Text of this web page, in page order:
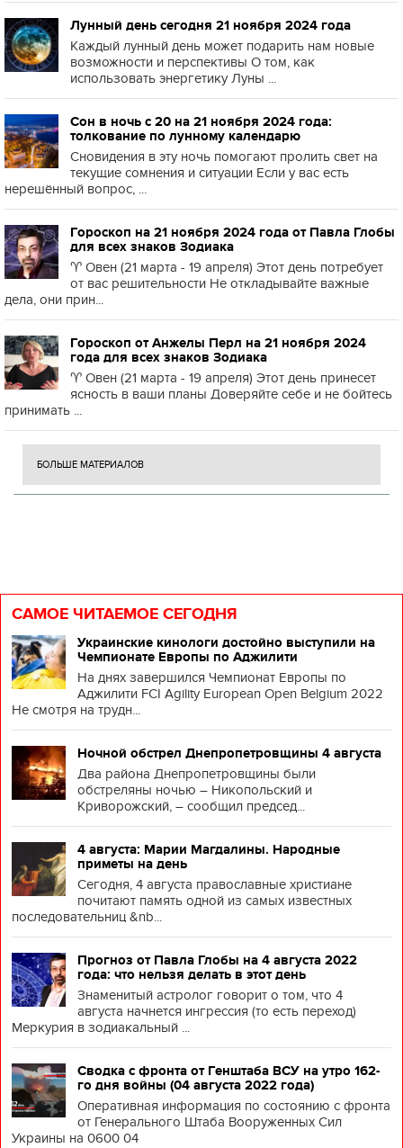
Лунный день сегодня 21 ноября 2024 года
Каждый лунный день может подарить нам новые
возможности и перспективы О том, как
использовать энергетику Луны ...
Сон в ночь с 20 на 21 ноября 2024 года:
толкование по лунному календарю
Сновидения в эту ночь помогают пролить свет на
текущие сомнения и ситуации Если у вас есть
нерешённый вопрос, ...
Гороскоп на 21 ноября 2024 года от Павла Глобы
для всех знаков Зодиака
♈️ Овен (21 марта - 19 апреля) Этот день потребует
от вас решительности Не откладывайте важные
дела, они прин...
Гороскоп от Анжелы Перл на 21 ноября 2024
года для всех знаков Зодиака
♈️ Овен (21 марта - 19 апреля) Этот день принесет
ясность в ваши планы Доверяйте себе и не бойтесь
принимать ...
БОЛЬШЕ МАТЕРИАЛОВ
САМОЕ ЧИТАЕМОЕ СЕГОДНЯ
Украинские кинологи достойно выступили на
Чемпионате Европы по Аджилити
На днях завершился Чемпионат Европы по
Аджилити FCI Agility European Open Belgium 2022
Не смотря на трудн...
Ночной обстрел Днепропетровщины 4 августа
Два района Днепропетровщины были
обстреляны ночью – Никопольский и
Криворожский, – сообщил председ...
4 августа: Марии Магдалины. Народные
приметы на день
Сегодня, 4 августа православные христиане
почитают память одной из самых известных
последовательниц &nb...
Прогноз от Павла Глобы на 4 августа 2022
года: что нельзя делать в этот день
Знаменитый астролог говорит о том, что 4
августа начнется ингрессия (то есть переход)
Меркурия в зодиакальный ...
Сводка с фронта от Генштаба ВСУ на утро 162-
го дня войны (04 августа 2022 года)
Оперативная информация по состоянию с фронта
от Генерального Штаба Вооруженных Сил
Украины на 0600 04